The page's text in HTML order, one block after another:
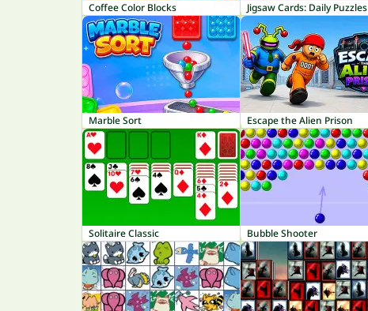
Coffee Color Blocks Jigsaw Cards: Daily Puzzles
Marble Sort Escape the Alien Prison
Solitaire Classic Bubble Shooter